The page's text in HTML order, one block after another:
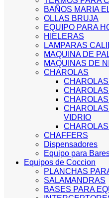
BAÑOS MARIA
OLLAS BRUJA
EQUIPO PARA
HIELERAS
LAMPARAS
MAQUINA DE
MAQUINAS DE
CHAROLAS
VIDRIO
CHAFFERS
Dispensadores
Equipo para
Equipos de Coccion
PLANCHAS
SALAMANDRAS
BASES PARA